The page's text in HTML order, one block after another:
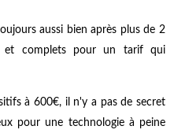
aussi bien après plus de 2
et complets pour un tarif qui
à 600€, il n'y a pas de secret
pour une technologie à peine